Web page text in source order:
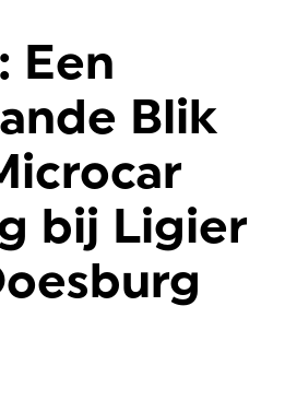
Een
Blik
bij Ligier